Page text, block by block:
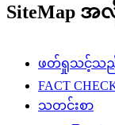
SiteMap
ဖတ်ရှုသင့်သည့်
FACT
သတင်းစာ